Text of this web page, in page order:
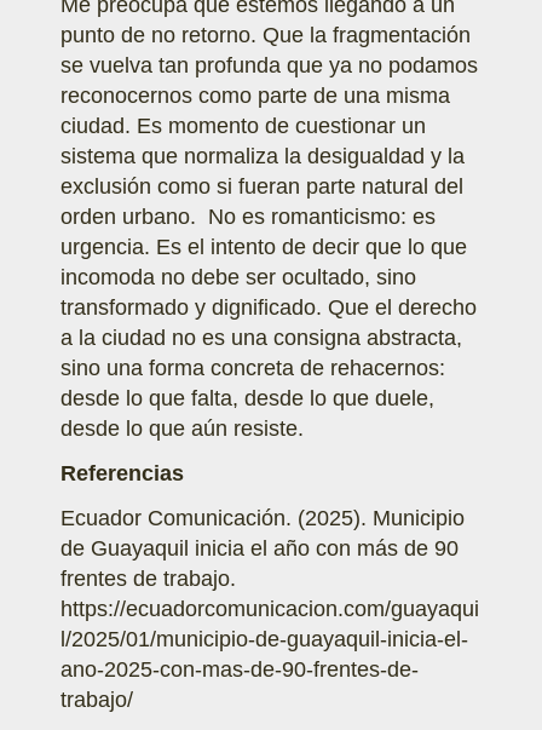
punto de no retorno. Que la fragmentación
se vuelva tan profunda que ya no podamos
reconocernos como parte de una misma
ciudad. Es momento de cuestionar un
sistema que normaliza la desigualdad y la
exclusión como si fueran parte natural del
orden urbano. No es romanticismo: es
urgencia. Es el intento de decir que lo que
incomoda no debe ser ocultado, sino
transformado y dignificado. Que el derecho
a la ciudad no es una consigna abstracta,
sino una forma concreta de rehacernos:
desde lo que falta, desde lo que duele,
desde lo que aún resiste.
Referencias
Ecuador Comunicación. (2025). Municipio
de Guayaquil inicia el año con más de 90
frentes de trabajo.
https://ecuadorcomunicacion.com/guayaqui
l/2025/01/municipio-de-guayaquil-inicia-el-
ano-2025-con-mas-de-90-frentes-de-
trabajo/